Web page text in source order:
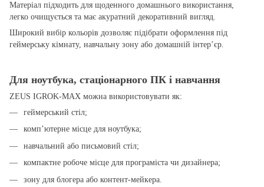
Матеріал підходить для щоденного домашнього використання,
легко очищується та має акуратний декоративний вигляд.
Широкий вибір кольорів дозволяє підібрати оформлення під
геймерську кімнату, навчальну зону або домашній інтер’єр.
Для ноутбука, стаціонарного ПК і навчання
ZEUS IGROK-MAX можна використовувати як:
геймерський стіл;
комп’ютерне місце для ноутбука;
навчальний або письмовий стіл;
компактне робоче місце для програміста чи дизайнера;
зону для блогера або контент-мейкера.